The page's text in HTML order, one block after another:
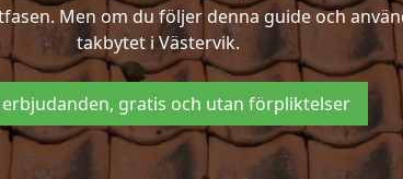
Men om du följer denna guide och
takbytet i Västervik.
erbjudanden, gratis och utan förpliktelser